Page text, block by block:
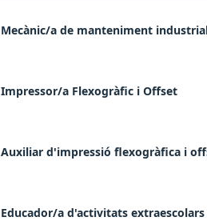
Mecànic/a de manteniment
Impressor/a Flexogràfic i Offset
Auxiliar d'impressió flexogràfica i
Educador/a d'activitats extraescolars